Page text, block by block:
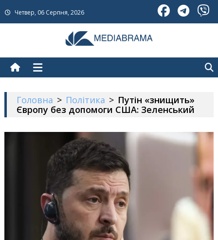
to
Четвер, 06 Серпня, 2026
Головна > Політика > Путін «знищить»
Європу без допомоги США: Зеленський